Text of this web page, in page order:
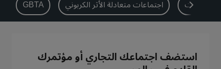
بارك بلازا بارك إن باي راديسون
تفضل بزيارة مدونتنا
الفعاليات اجتماعات متعادلة الأثر الكربوني GBTA
استضف اجتماعك التجاري أو مؤتمرك